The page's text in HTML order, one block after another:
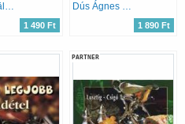
Sabine Sälzer
1 490 Ft
Dús Ágnes (szerk.)
1 890 Ft
PARTNER